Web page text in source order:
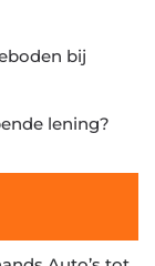
bij
lening?